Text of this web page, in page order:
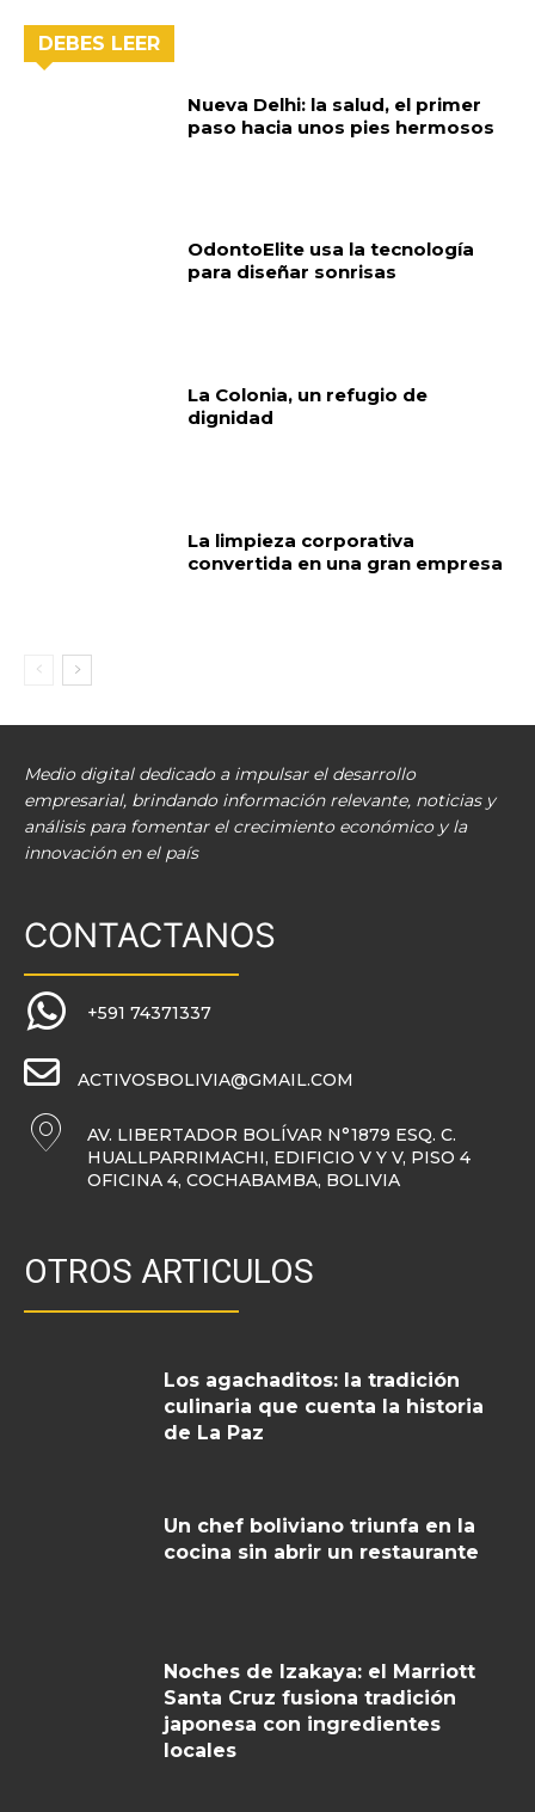
DEBES LEER
Nueva Delhi: la salud, el primer
paso hacia unos pies hermosos
OdontoElite usa la tecnología
para diseñar sonrisas
La Colonia, un refugio de
dignidad
La limpieza corporativa
convertida en una gran empresa
Medio digital dedicado a impulsar el desarrollo
empresarial, brindando información relevante, noticias y
análisis para fomentar el crecimiento económico y la
innovación en el país
CONTACTANOS
+591 74371337
ACTIVOSBOLIVIA@GMAIL.COM
AV. LIBERTADOR BOLÍVAR N°1879 ESQ. C.
HUALLPARRIMACHI, EDIFICIO V Y V, PISO 4
OFICINA 4, COCHABAMBA, BOLIVIA
OTROS ARTICULOS
Los agachaditos: la tradición
culinaria que cuenta la historia
de La Paz
Un chef boliviano triunfa en la
cocina sin abrir un restaurante
Noches de Izakaya: el Marriott
Santa Cruz fusiona tradición
japonesa con ingredientes
locales